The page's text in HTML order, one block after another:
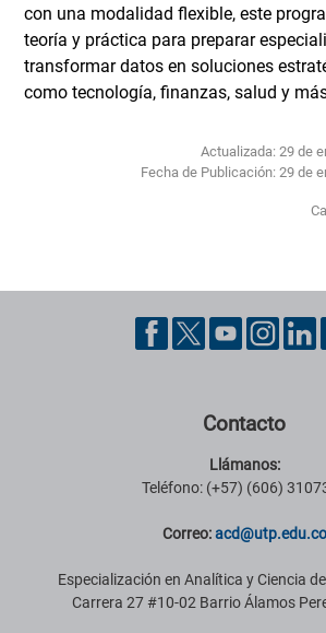
con una modalidad flexible, este
teoría y práctica para preparar
transformar datos en soluciones
como tecnología, finanzas, salud y
Actualizada: 29 de
Fecha de Publicación: 29 de
Pie de página con información de contacto,
Contacto
Llámanos:
Teléfono: (+57) (606)
Correo: acd@utp.edu.co
Especialización en Analítica y Ciencia
Carrera 27 #10-02 Barrio Álamos